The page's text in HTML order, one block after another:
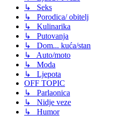
↳ Seks
↳ Porodica/ obitelj
↳ Kulinarika
↳ Putovanja
↳ Dom... kuća/stan
↳ Auto/moto
↳ Moda
↳ Ljepota
OFF TOPIC
↳ Parlaonica
↳ Nidje veze
↳ Humor